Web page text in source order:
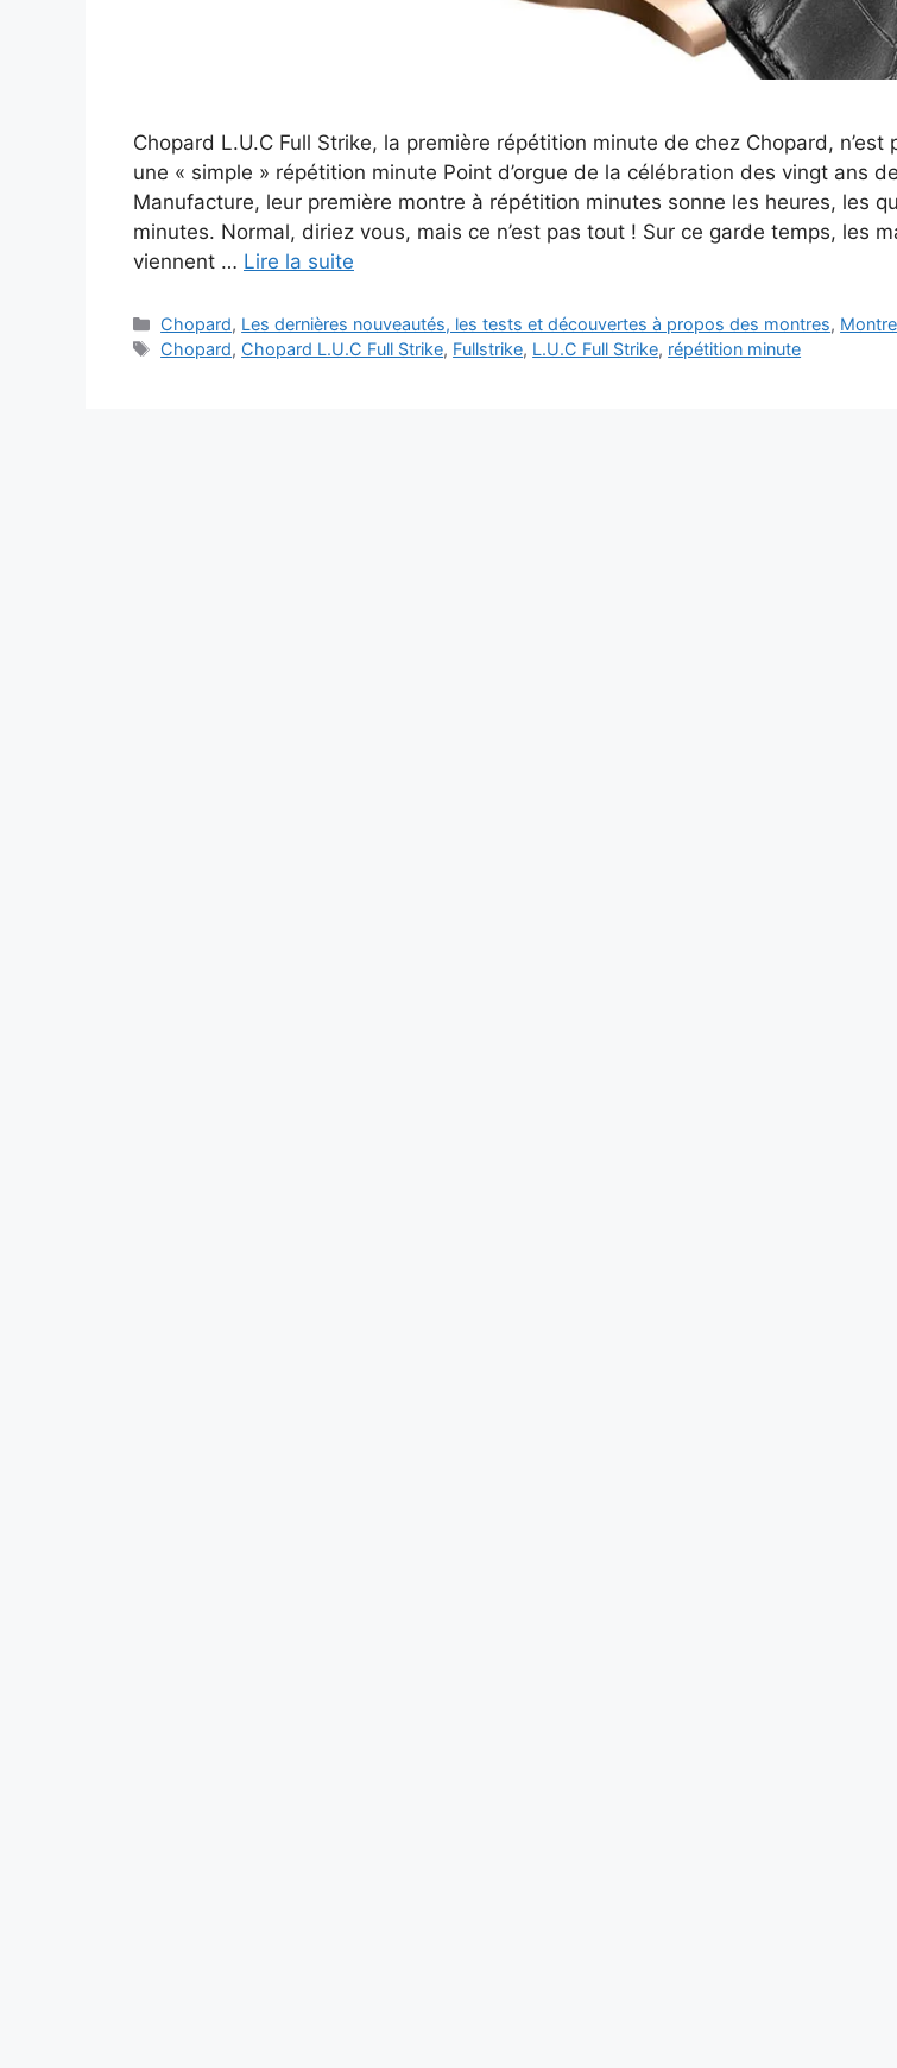
Chopard L.U.C Full Strike, la première répétition minute de chez Chopard, n’est
une « simple » répétition minute Point d’orgue de la célébration des vingt ans
Manufacture, leur première montre à répétition minutes sonne les heures, les
minutes. Normal, diriez vous, mais ce n’est pas tout ! Sur ce garde temps, les
viennent … Lire la suite
Catégories
Chopard, Les dernières nouveautés, les tests et découvertes à propos des montres,
Étiquettes
Chopard, Chopard L.U.C Full Strike, Fullstrike, L.U.C Full Strike, répétition minute